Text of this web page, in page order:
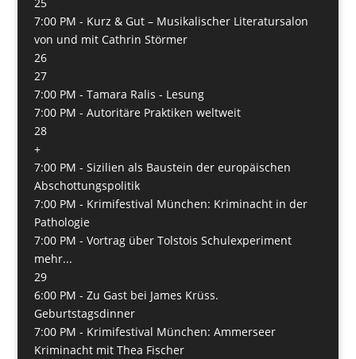
7:00 PM - Kurz & Gut – Musikalischer Literatursalon
von und mit Cathrin Störmer
26
27
7:00 PM - Tamara Ralis - Lesung
7:00 PM - Autoritäre Praktiken weltweit
28
+
7:00 PM - Sizilien als Baustein der europäischen
Abschottungspolitik
7:00 PM - Krimifestival München: Kriminacht in der
Pathologie
7:00 PM - Vortrag über Tolstois Schulexperiment
mehr...
29
6:00 PM - Zu Gast bei James Krüss.
Geburtstagsdinner
7:00 PM - Krimifestival München: Ammerseer
Kriminacht mit Thea Fischer